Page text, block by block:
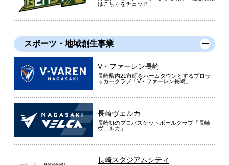
はこちらをチェック！
スポーツ・地域創生事業
V・ファーレン長崎
長崎県内21市町をホームタウンとするプロサ
ッカークラブ「V・ファーレン長崎」
長崎ヴェルカ
長崎初のプロバスケットボールクラブ「長崎
ヴェルカ」
長崎スタジアムシティ